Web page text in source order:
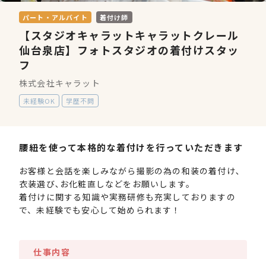
パート・アルバイト 着付け師
【スタジオキャラットキャラットクレール
仙台泉店】フォトスタジオの着付けスタッ
フ
株式会社キャラット
未経験OK 学歴不問
腰紐を使って本格的な着付けを行っていただきます
お客様と会話を楽しみながら撮影の為の和装の着付け､
衣装選び､お化粧直しなどをお願いします。
着付けに関する知識や実務研修も充実しておりますの
で、未経験でも安心して始められます！
仕事内容